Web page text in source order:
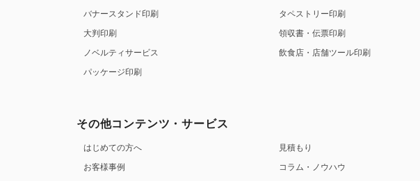
バナースタンド印刷
大判印刷
ノベルティサービス
パッケージ印刷
タペストリー印刷
領収書・伝票印刷
飲食店・店舗ツール印刷
その他コンテンツ・サービス
はじめての方へ
お客様事例
見積もり
コラム・ノウハウ